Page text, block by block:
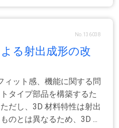
No.136038
よる射出成形の改
ィット感、機能に関する問
タイプ部品を構築するた
だし、3D 材料特性は射出
のとは異なるため、3D ...